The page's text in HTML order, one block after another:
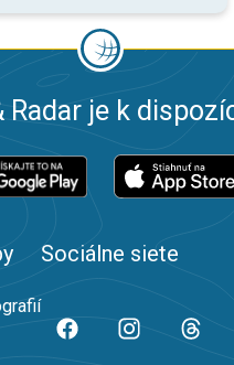
Radar je k
Sociálne siete